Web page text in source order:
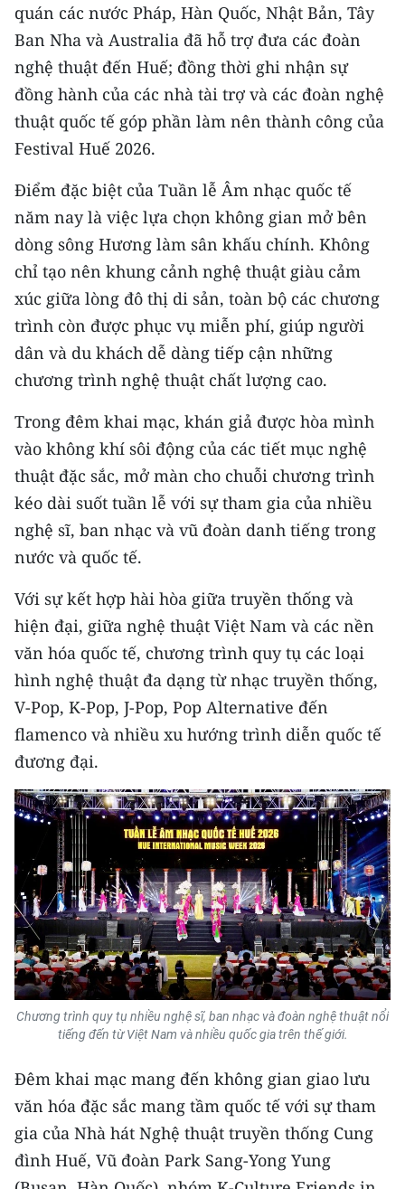
CHUYÊN ĐỀ
CÁC CHUYÊN TRANG
VỀ BÁO NHÂN DÂN
THỜI NAY
NHÂN DÂN CUỐI TUẦN
NHÂN DÂN HẰNG THÁNG
MUA BÁO
ĐỌC BÁO IN
ENGLISH
中文
FRANÇAIS
РУССКИЙ
ESPAÑOL
한국어
quán các nước Pháp, Hàn Quốc, Nhật Bản, Tây
Ban Nha và Australia đã hỗ trợ đưa các đoàn
nghệ thuật đến Huế; đồng thời ghi nhận sự
đồng hành của các nhà tài trợ và các đoàn nghệ
thuật quốc tế góp phần làm nên thành công của
Festival Huế 2026.
Điểm đặc biệt của Tuần lễ Âm nhạc quốc tế
năm nay là việc lựa chọn không gian mở bên
dòng sông Hương làm sân khấu chính. Không
chỉ tạo nên khung cảnh nghệ thuật giàu cảm
xúc giữa lòng đô thị di sản, toàn bộ các chương
trình còn được phục vụ miễn phí, giúp người
dân và du khách dễ dàng tiếp cận những
chương trình nghệ thuật chất lượng cao.
Trong đêm khai mạc, khán giả được hòa mình
vào không khí sôi động của các tiết mục nghệ
thuật đặc sắc, mở màn cho chuỗi chương trình
kéo dài suốt tuần lễ với sự tham gia của nhiều
nghệ sĩ, ban nhạc và vũ đoàn danh tiếng trong
nước và quốc tế.
Với sự kết hợp hài hòa giữa truyền thống và
hiện đại, giữa nghệ thuật Việt Nam và các nền
văn hóa quốc tế, chương trình quy tụ các loại
hình nghệ thuật đa dạng từ nhạc truyền thống,
V-Pop, K-Pop, J-Pop, Pop Alternative đến
flamenco và nhiều xu hướng trình diễn quốc tế
đương đại.
Chương trình quy tụ nhiều nghệ sĩ, ban nhạc và đoàn nghệ thuật nổi
tiếng đến từ Việt Nam và nhiều quốc gia trên thế giới.
Đêm khai mạc mang đến không gian giao lưu
văn hóa đặc sắc mang tầm quốc tế với sự tham
gia của Nhà hát Nghệ thuật truyền thống Cung
đình Huế, Vũ đoàn Park Sang-Yong Yung